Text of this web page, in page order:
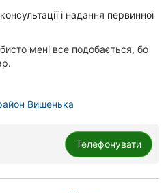
і надання первинної
мені все подобається, бо
Вишенька
Телефонувати